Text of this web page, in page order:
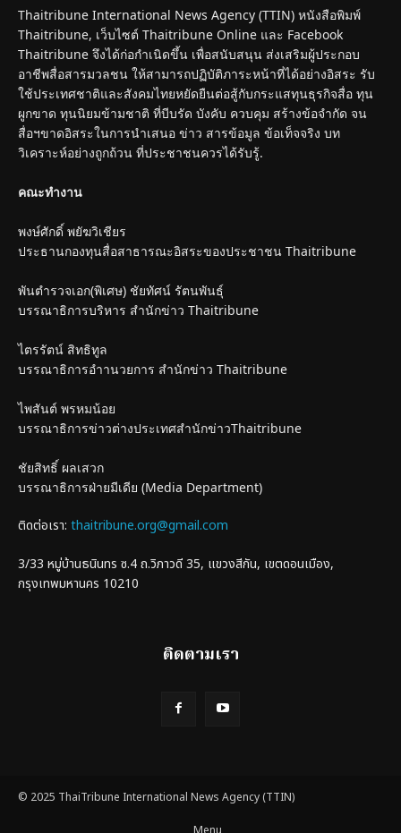
Thaitribune International News Agency (TTIN) หนังสือพิมพ์
Thaitribune, เว็บไซต์ Thaitribune Online และ Facebook
Thaitribune จึงได้ก่อกำเนิดขึ้น เพื่อสนับสนุน ส่งเสริมผู้ประกอบ
อาชีพสื่อสารมวลชน ให้สามารถปฏิบัติภาระหน้าที่ได้อย่างอิสระ รับ
ใช้ประเทศชาติและสังคมไทยหยัดยืนต่อสู้กับกระแสทุนธุรกิจสื่อ ทุน
ผูกขาด ทุนนิยมข้ามชาติ ที่บีบรัด บังคับ ควบคุม สร้างข้อจำกัด จน
สื่อฯขาดอิสระในการนำเสนอ ข่าว สารข้อมูล ข้อเท็จจริง บท
วิเคราะห์อย่างถูกถ้วน ที่ประชาชนควรได้รับรู้.
คณะทำงาน
พงษ์ศักดิ์ พยัฆวิเชียร
ประธานกองทุนสื่อสาธารณะอิสระของประชาชน Thaitribune
พันตำรวจเอก(พิเศษ) ชัยทัศน์ รัตนพันธุ์
บรรณาธิการบริหาร สำนักข่าว Thaitribune
ไตรรัตน์ สิทธิทูล
บรรณาธิการอำานวยการ สำนักข่าว Thaitribune
ไพสันต์ พรหมน้อย
บรรณาธิการข่าวต่างประเทศสำนักข่าวThaitribune
ชัยสิทธิ์ ผลเสวก
บรรณาธิการฝ่ายมีเดีย (Media Department)
ติดต่อเรา: thaitribune.org@gmail.com
3/33 หมู่บ้านธนินทร ซ.4 ถ.วิภาวดี 35, แขวงสีกัน, เขตดอนเมือง,
กรุงเทพมหานคร 10210
ติดตามเรา
© 2025 ThaiTribune International News Agency (TTIN)